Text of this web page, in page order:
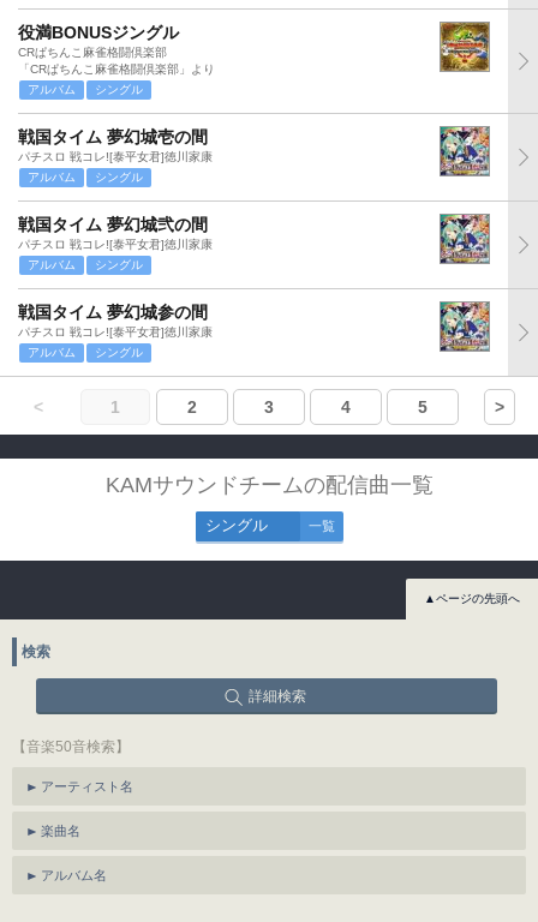
役満BONUSジングル
CRぱちんこ麻雀格闘倶楽部
「CRぱちんこ麻雀格闘倶楽部」より
アルバム
シングル
戦国タイム 夢幻城壱の間
パチスロ 戦コレ![泰平女君]徳川家康
アルバム
シングル
戦国タイム 夢幻城弐の間
パチスロ 戦コレ![泰平女君]徳川家康
アルバム
シングル
戦国タイム 夢幻城参の間
パチスロ 戦コレ![泰平女君]徳川家康
アルバム
シングル
< 1 2 3 4 5 >
KAMサウンドチームの配信曲一覧
シングル 一覧
▲ページの先頭へ
検索
詳細検索
【音楽50音検索】
アーティスト名
楽曲名
アルバム名